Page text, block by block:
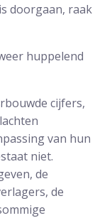
doorgaan, raak
huppelend
cijfers,
van hun
niet.
de
de